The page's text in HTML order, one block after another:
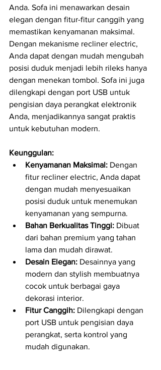
Anda. Sofa ini menawarkan desain
elegan dengan fitur-fitur canggih yang
memastikan kenyamanan maksimal.
Dengan mekanisme recliner electric,
Anda dapat dengan mudah mengubah
posisi duduk menjadi lebih rileks hanya
dengan menekan tombol. Sofa ini juga
dilengkapi dengan port USB untuk
pengisian daya perangkat elektronik
Anda, menjadikannya sangat praktis
untuk kebutuhan modern.
Keunggulan:
Kenyamanan Maksimal: Dengan
fitur recliner electric, Anda dapat
dengan mudah menyesuaikan
posisi duduk untuk menemukan
kenyamanan yang sempurna.
Bahan Berkualitas Tinggi: Dibuat
dari bahan premium yang tahan
lama dan mudah dirawat.
Desain Elegan: Desainnya yang
modern dan stylish membuatnya
cocok untuk berbagai gaya
dekorasi interior.
Fitur Canggih: Dilengkapi dengan
port USB untuk pengisian daya
perangkat, serta kontrol yang
mudah digunakan.